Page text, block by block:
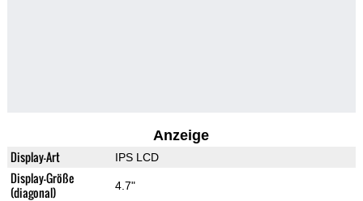
Anzeige
Display-Art IPS LCD
Display-Größe
(diagonal)
4.7"